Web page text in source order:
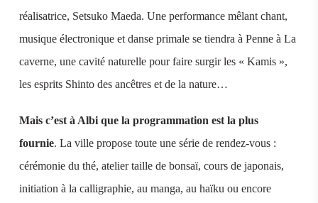
réalisatrice, Setsuko Maeda. Une performance mêlant chant,
musique électronique et danse primale se tiendra à Penne à La
caverne, une cavité naturelle pour faire surgir les « Kamis »,
les esprits Shinto des ancêtres et de la nature…
Mais c’est à Albi que la programmation est la plus
fournie. La ville propose toute une série de rendez-vous :
cérémonie du thé, atelier taille de bonsaï, cours de japonais,
initiation à la calligraphie, au manga, au haïku ou encore